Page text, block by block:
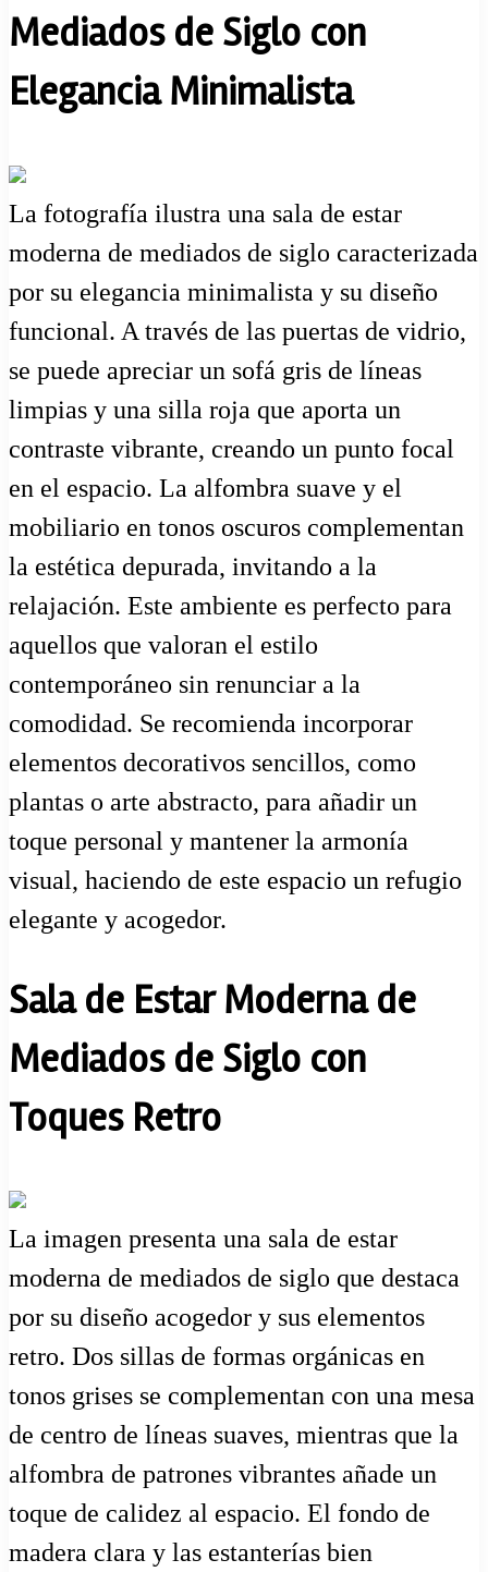
Mediados de Siglo con
Elegancia Minimalista
La fotografía ilustra una sala de estar
moderna de mediados de siglo caracterizada
por su elegancia minimalista y su diseño
funcional. A través de las puertas de vidrio,
se puede apreciar un sofá gris de líneas
limpias y una silla roja que aporta un
contraste vibrante, creando un punto focal
en el espacio. La alfombra suave y el
mobiliario en tonos oscuros complementan
la estética depurada, invitando a la
relajación. Este ambiente es perfecto para
aquellos que valoran el estilo
contemporáneo sin renunciar a la
comodidad. Se recomienda incorporar
elementos decorativos sencillos, como
plantas o arte abstracto, para añadir un
toque personal y mantener la armonía
visual, haciendo de este espacio un refugio
elegante y acogedor.
Sala de Estar Moderna de
Mediados de Siglo con
Toques Retro
La imagen presenta una sala de estar
moderna de mediados de siglo que destaca
por su diseño acogedor y sus elementos
retro. Dos sillas de formas orgánicas en
tonos grises se complementan con una mesa
de centro de líneas suaves, mientras que la
alfombra de patrones vibrantes añade un
toque de calidez al espacio. El fondo de
madera clara y las estanterías bien